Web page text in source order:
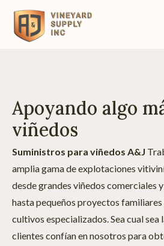
Apoyando algo
viñedos
Suministros para viñedos A&J
amplia gama de explotaciones
desde grandes viñedos comerciales
hasta pequeños proyectos
cultivos especializados. Sea cual sea
clientes confían en nosotros para